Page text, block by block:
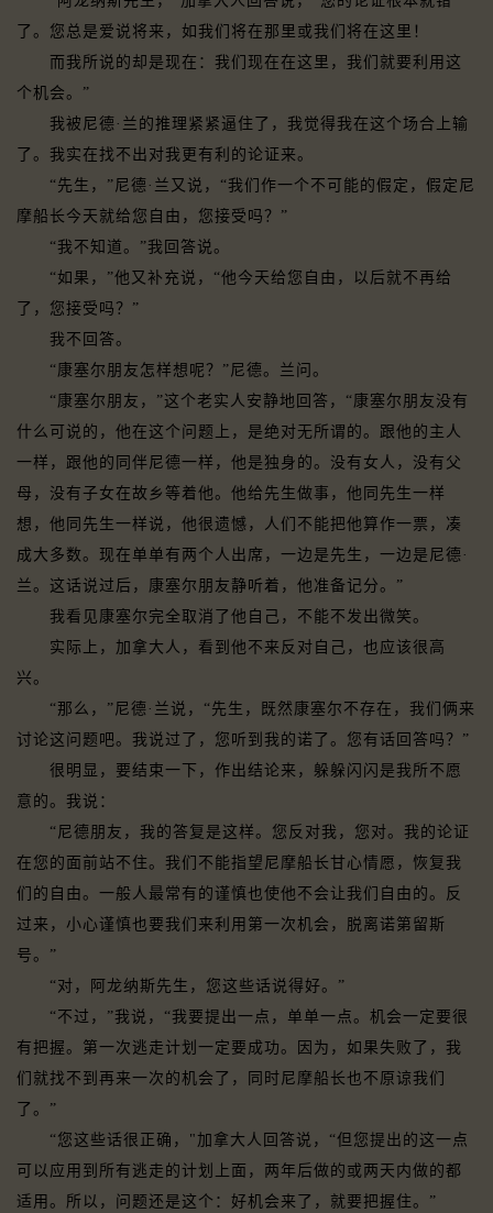
了。您总是爱说将来，如我们将在那里或我们将在这里！
而我所说的却是现在：我们现在在这里，我们就要利用这
个机会。”
我被尼德·兰的推理紧紧逼住了，我觉得我在这个场合上输
了。我实在找不出对我更有利的论证来。
“先生，”尼德·兰又说，“我们作一个不可能的假定，假定尼
摩船长今天就给您自由，您接受吗？”
“我不知道。”我回答说。
“如果，”他又补充说，“他今天给您自由，以后就不再给
了，您接受吗？”
我不回答。
“康塞尔朋友怎样想呢？”尼德。兰问。
“康塞尔朋友，”这个老实人安静地回答，“康塞尔朋友没有
什么可说的，他在这个问题上，是绝对无所谓的。跟他的主人
一样，跟他的同伴尼德一样，他是独身的。没有女人，没有父
母，没有子女在故乡等着他。他给先生做事，他同先生一样
想，他同先生一样说，他很遗憾，人们不能把他算作一票，凑
成大多数。现在单单有两个人出席，一边是先生，一边是尼德·
兰。这话说过后，康塞尔朋友静听着，他准备记分。”
我看见康塞尔完全取消了他自己，不能不发出微笑。
实际上，加拿大人，看到他不来反对自己，也应该很高
兴。
“那么，”尼德·兰说，“先生，既然康塞尔不存在，我们俩来
讨论这问题吧。我说过了，您听到我的诺了。您有话回答吗？”
很明显，要结束一下，作出结论来，躲躲闪闪是我所不愿
意的。我说：
“尼德朋友，我的答复是这样。您反对我，您对。我的论证
在您的面前站不住。我们不能指望尼摩船长甘心情愿，恢复我
们的自由。一般人最常有的谨慎也使他不会让我们自由的。反
过来，小心谨慎也要我们来利用第一次机会，脱离诺第留斯
号。”
“对，阿龙纳斯先生，您这些话说得好。”
“不过，”我说，“我要提出一点，单单一点。机会一定要很
有把握。第一次逃走计划一定要成功。因为，如果失败了，我
们就找不到再来一次的机会了，同时尼摩船长也不原谅我们
了。”
“您这些话很正确，"加拿大人回答说，“但您提出的这一点
可以应用到所有逃走的计划上面，两年后做的或两天内做的都
适用。所以，问题还是这个：好机会来了，就要把握住。”